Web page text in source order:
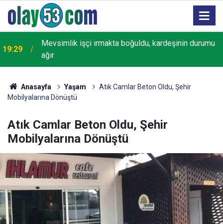
18:22 Rize'de "Yaşayan Miras Şöleni" başladı
Anasayfa Yaşam
Atık Camlar Beton Oldu, Şehir
Mobilyalarına Dönüştü
Atık Camlar Beton Oldu, Şehir
Mobilyalarına Dönüştü